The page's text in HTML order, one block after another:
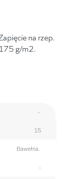
na rzep.
g/m2.
-
15
Bawełna.
-